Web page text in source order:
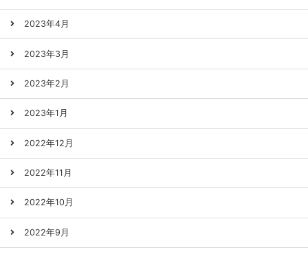
2023年4月
2023年3月
2023年2月
2023年1月
2022年12月
2022年11月
2022年10月
2022年9月